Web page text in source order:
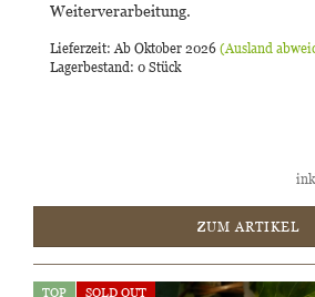
Weiterverarbeitung.
Lieferzeit: Ab Oktober 2026 (Ausland
Lagerbestand: 0 Stück
ZUM ARTIKEL
TOP SOLD OUT